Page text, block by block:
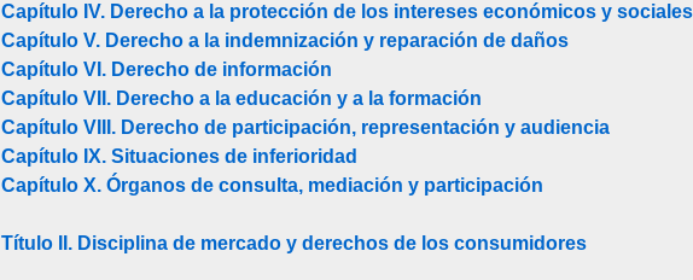
Capítulo IV. Derecho a la protección de los intereses económicos y sociales
Capítulo V. Derecho a la indemnización y reparación de daños
Capítulo VI. Derecho de información
Capítulo VII. Derecho a la educación y a la formación
Capítulo VIII. Derecho de participación, representación y audiencia
Capítulo IX. Situaciones de inferioridad
Capítulo X. Órganos de consulta, mediación y participación
Título II. Disciplina de mercado y derechos de los consumidores